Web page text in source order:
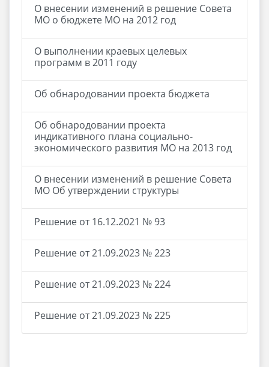
О внесении изменений в решение Совета
МО о бюджете МО на 2012 год
О выполнении краевых целевых
программ в 2011 году
Об обнародовании проекта бюджета
Об обнародовании проекта
индикативного плана социально-
экономического развития МО на 2013 год
О внесении изменений в решение Совета
МО Об утверждении структуры
Решение от 16.12.2021 № 93
Решение от 21.09.2023 № 223
Решение от 21.09.2023 № 224
Решение от 21.09.2023 № 225